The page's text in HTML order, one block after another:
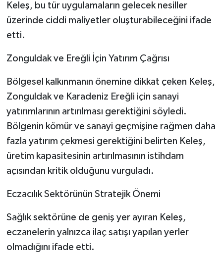
Keleş, bu tür uygulamaların gelecek nesiller
üzerinde ciddi maliyetler oluşturabileceğini ifade
etti.
Zonguldak ve Ereğli İçin Yatırım Çağrısı
Bölgesel kalkınmanın önemine dikkat çeken Keleş,
Zonguldak ve Karadeniz Ereğli için sanayi
yatırımlarının artırılması gerektiğini söyledi.
Bölgenin kömür ve sanayi geçmişine rağmen daha
fazla yatırım çekmesi gerektiğini belirten Keleş,
üretim kapasitesinin artırılmasının istihdam
açısından kritik olduğunu vurguladı.
Eczacılık Sektörünün Stratejik Önemi
Sağlık sektörüne de geniş yer ayıran Keleş,
eczanelerin yalnızca ilaç satışı yapılan yerler
olmadığını ifade etti.